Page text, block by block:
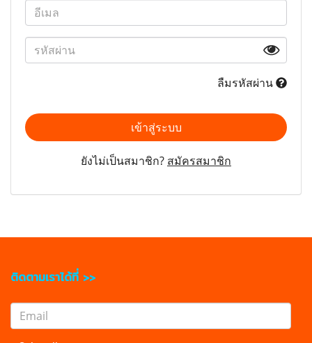
ลืมรหัสผ่าน
เข้าสู่ระบบ
ยังไม่เป็นสมาชิก? สมัครสมาชิก
ติดตามเราได้ที่ >>